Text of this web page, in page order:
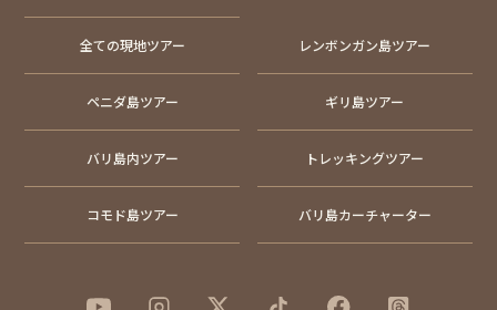
全ての現地ツアー レンボンガン島ツアー
ペニダ島ツアー ギリ島ツアー
バリ島内ツアー トレッキングツアー
コモド島ツアー バリ島カーチャーター